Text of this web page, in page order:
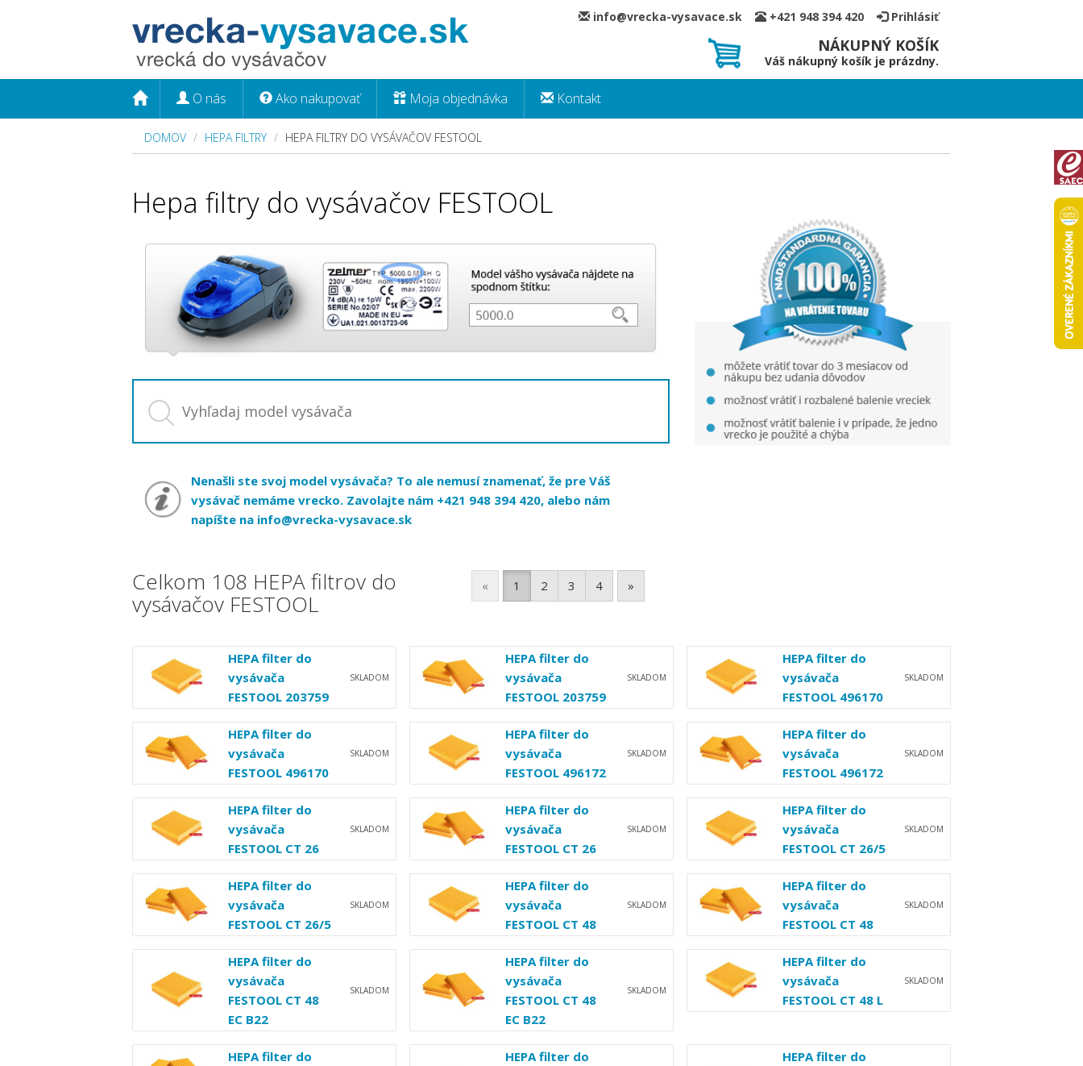
Prihlásiť
+421 948 394 420
info@vrecka-vysavace.sk
NÁKUPNÝ KOŠÍK
Váš nákupný košík je prázdny.
O nás Ako nakupovať Moja objednávka Kontakt
DOMOV HEPA FILTRY HEPA FILTRY DO VYSÁVAČOV FESTOOL
Hepa filtry do vysávačov FESTOOL
Nenašli ste svoj model vysávača? To ale nemusí znamenať, že pre Váš
vysávač nemáme vrecko. Zavolajte nám +421 948 394 420, alebo nám
napíšte na info@vrecka-vysavace.sk
Celkom 108 HEPA filtrov do
vysávačov FESTOOL
« 1 2 3 4 »
HEPA filter do
vysávača
FESTOOL 203759
SKLADOM
HEPA filter do
vysávača
FESTOOL 203759
SKLADOM
HEPA filter do
vysávača
FESTOOL 496170
SKLADOM
HEPA filter do
vysávača
FESTOOL 496170
SKLADOM
HEPA filter do
vysávača
FESTOOL 496172
SKLADOM
HEPA filter do
vysávača
FESTOOL 496172
SKLADOM
HEPA filter do
vysávača
FESTOOL CT 26
SKLADOM
HEPA filter do
vysávača
FESTOOL CT 26
SKLADOM
HEPA filter do
vysávača
FESTOOL CT 26/5
SKLADOM
HEPA filter do
vysávača
FESTOOL CT 26/5
SKLADOM
HEPA filter do
vysávača
FESTOOL CT 48
SKLADOM
HEPA filter do
vysávača
FESTOOL CT 48
SKLADOM
HEPA filter do
vysávača
FESTOOL CT 48
EC B22
SKLADOM
HEPA filter do
vysávača
FESTOOL CT 48
EC B22
SKLADOM
HEPA filter do
vysávača
FESTOOL CT 48 L
SKLADOM
HEPA filter do
HEPA filter do
HEPA filter do